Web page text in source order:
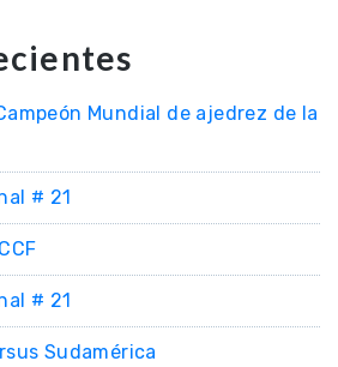
Mundial de ajedrez de la
# 21
# 21
Sudamérica